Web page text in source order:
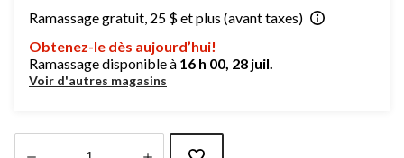
Ramassage gratuit, 25 $ et plus (avant taxes)
Obtenez-le dès aujourd’hui!
Ramassage disponible à 16 h 00, 28 juil.
Voir d'autres magasins